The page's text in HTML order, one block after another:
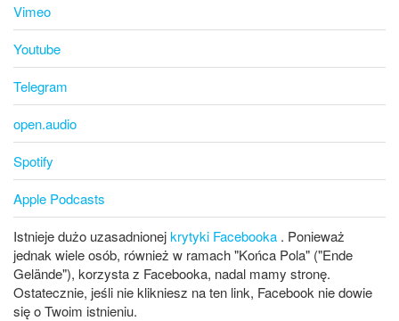
Vimeo
Youtube
Telegram
open.audio
Spotify
Apple Podcasts
Istnieje dużo uzasadnionejkrytyki Facebooka . Ponieważ
jednak wiele osób, również w ramach "Końca Pola" ("Ende
Gelände"), korzysta z Facebooka, nadal mamy stronę.
Ostatecznie, jeśli nie klikniesz na ten link, Facebook nie dowie
się o Twoim istnieniu.